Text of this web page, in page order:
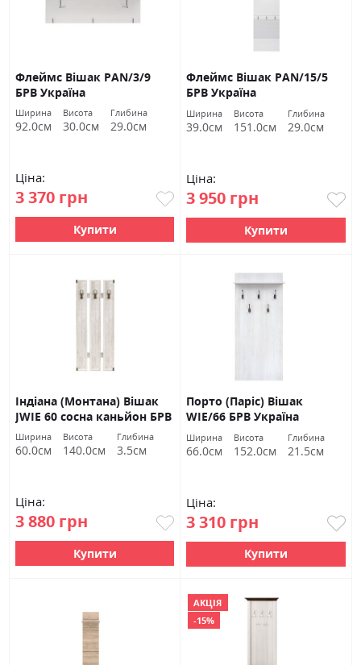
Флеймс Вішак PAN/3/9
БРВ Україна
Ширина
92.0см
Висота
30.0см
Глибина
29.0см
Ціна:
3 370 грн
Купити
Флеймс Вішак PAN/15/5
БРВ Україна
Ширина
39.0см
Висота
151.0см
Глибина
29.0см
Ціна:
3 950 грн
Купити
Індіана (Монтана) Вішак
JWIE 60 сосна каньйон БРВ
Україна
Ширина
60.0см
Висота
140.0см
Глибина
3.5см
Ціна:
3 880 грн
Купити
Порто (Паріс) Вішак
WIE/66 БРВ Україна
Ширина
66.0см
Висота
152.0см
Глибина
21.5см
Ціна:
3 310 грн
Купити
АКЦІЯ
-15%